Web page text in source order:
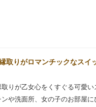
取りがロマンチックなスイ
りが乙女心をくすぐる可愛い
や洗面所、女の子のお部屋に